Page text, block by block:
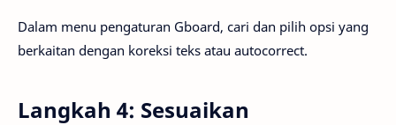
Dalam menu pengaturan Gboard, cari dan pilih opsi yang
berkaitan dengan koreksi teks atau autocorrect.
Langkah 4: Sesuaikan